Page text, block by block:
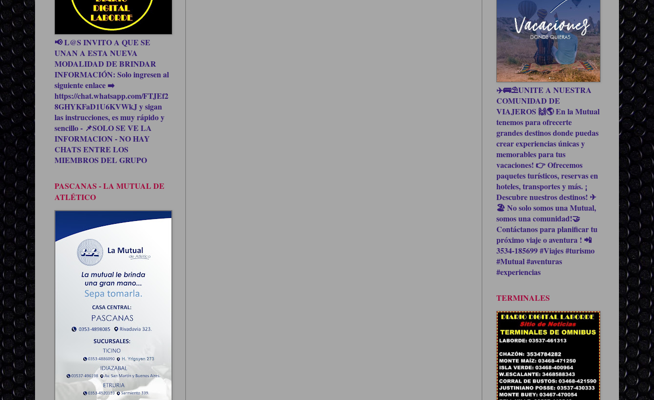
📢 L@S INVITO A QUE SE
UNAN A ESTA NUEVA
MODALIDAD DE BRINDAR
INFORMACIÓN: Solo ingresen al
siguiente enlace ➡️
https://chat.whatsapp.com/FTJEf2
8GHYKFaD1U6KVWkJ y sigan
las instrucciones, es muy rápido y
sencillo - 📌SOLO SE VE LA
INFORMACION - NO HAY
CHATS ENTRE LOS
MIEMBROS DEL GRUPO
PASCANAS - LA MUTUAL DE
ATLÉTICO
✈️🚌⛱UNITE A NUESTRA
COMUNIDAD DE
VIAJEROS 🙌🌎 En la Mutual
tenemos para ofrecerte
grandes destinos donde puedas
crear experiencias únicas y
memorables para tus
vacaciones! 👉 Ofrecemos
paquetes turísticos, reservas en
hoteles, transportes y más. ¡
Descubre nuestros destinos! ✈
🏖 No solo somos una Mutual,
somos una comunidad!🤝
Contáctanos para planificar tu
próximo viaje o aventura ! 📲
3534-185699 #Viajes #turismo
#Mutual #aventuras
#experiencias
TERMINALES